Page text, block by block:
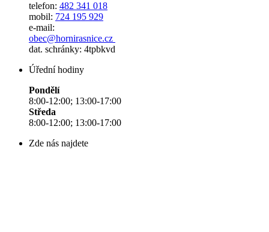
telefon: 482 341 018
mobil: 724 195 929
e-mail:
obec@hornirasnice.cz
dat. schránky: 4tpbkvd
Úřední hodiny
Pondělí
8:00-12:00; 13:00-17:00
Středa
8:00-12:00; 13:00-17:00
Zde nás najdete